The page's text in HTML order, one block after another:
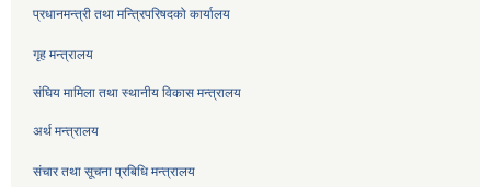
प्रधानमन्त्री तथा मन्त्रिपरिषदको कार्यालय
गृह मन्त्रालय
संघिय मामिला तथा स्थानीय विकास मन्त्रालय
अर्थ मन्त्रालय
संचार तथा सूचना प्रबिधि मन्त्रालय